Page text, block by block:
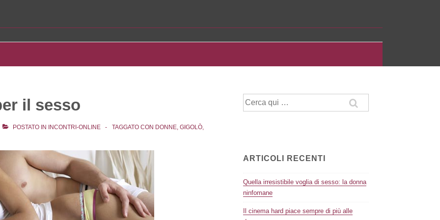
il sesso
POSTATO IN INCONTRI-ONLINE TAGGATO CON DONNE, GIGOLÒ,
Cerca:
ARTICOLI RECENTI
Quella irresistibile voglia di sesso: la donna
ninfomane
Il cinema hard piace sempre di più alle